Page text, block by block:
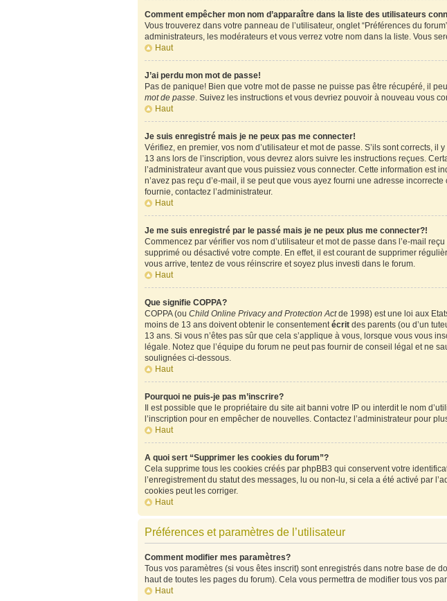
Comment empêcher mon nom d’apparaître dans la liste des utilisateurs
Vous trouverez dans votre panneau de l’utilisateur, onglet “Préférences du
administrateurs, les modérateurs et vous verrez votre nom dans la liste. Vous
Haut
J’ai perdu mon mot de passe!
Pas de panique! Bien que votre mot de passe ne puisse pas être récupéré, il
mot de passe. Suivez les instructions et vous devriez pouvoir à nouveau vous
Haut
Je suis enregistré mais je ne peux pas me connecter!
Vérifiez, en premier, vos nom d’utilisateur et mot de passe. S’ils sont corrects,
13 ans lors de l’inscription, vous devrez alors suivre les instructions reçues.
l’administrateur avant que vous puissiez vous connecter. Cette information est
n’avez pas reçu d’e-mail, il se peut que vous ayez fourni une adresse
fournie, contactez l’administrateur.
Haut
Je me suis enregistré par le passé mais je ne peux plus me connecter?!
Commencez par vérifier vos nom d’utilisateur et mot de passe dans l’e-mail
supprimé ou désactivé votre compte. En effet, il est courant de supprimer
vous arrive, tentez de vous réinscrire et soyez plus investi dans le forum.
Haut
Que signifie COPPA?
COPPA (ou Child Online Privacy and Protection Actde 1998) est une loi aux
moins de 13 ans doivent obtenir le consentementécritdes parents (ou d’un
13 ans. Si vous n’êtes pas sûr que cela s’applique à vous, lorsque vous vous
légale. Notez que l’équipe du forum ne peut pas fournir de conseil légal et ne
soulignées ci-dessous.
Haut
Pourquoi ne puis-je pas m’inscrire?
Il est possible que le propriétaire du site ait banni votre IP ou interdit le nom
l’inscription pour en empêcher de nouvelles. Contactez l’administrateur pour
Haut
A quoi sert “Supprimer les cookies du forum”?
Cela supprime tous les cookies créés par phpBB3 qui conservent votre
l’enregistrement du statut des messages, lu ou non-lu, si cela a été activé par
cookies peut les corriger.
Haut
Préférences et paramètres de l’utilisateur
Comment modifier mes paramètres?
Tous vos paramètres (si vous êtes inscrit) sont enregistrés dans notre base de
haut de toutes les pages du forum). Cela vous permettra de modifier tous vos
Haut